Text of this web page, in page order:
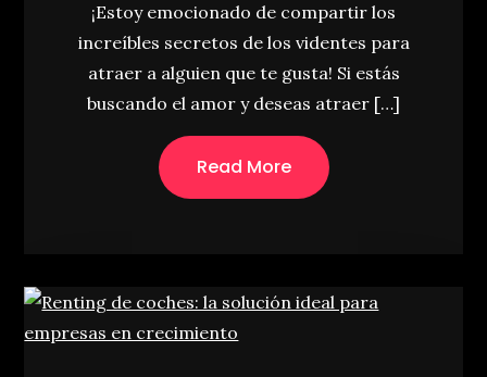
¡Estoy emocionado de compartir los
increíbles secretos de los videntes para
atraer a alguien que te gusta! Si estás
buscando el amor y deseas atraer […]
Read More